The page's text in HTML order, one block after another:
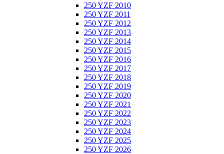
250 YZF 2010
250 YZF 2011
250 YZF 2012
250 YZF 2013
250 YZF 2014
250 YZF 2015
250 YZF 2016
250 YZF 2017
250 YZF 2018
250 YZF 2019
250 YZF 2020
250 YZF 2021
250 YZF 2022
250 YZF 2023
250 YZF 2024
250 YZF 2025
250 YZF 2026